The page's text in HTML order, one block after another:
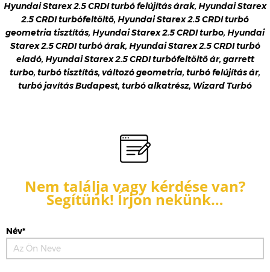
Hyundai Starex 2.5 CRDI turbó felújítás árak, Hyundai Starex
2.5 CRDI turbófeltöltő, Hyundai Starex 2.5 CRDI turbó
geometria tisztítás, Hyundai Starex 2.5 CRDI turbo, Hyundai
Starex 2.5 CRDI turbó árak, Hyundai Starex 2.5 CRDI turbó
eladó, Hyundai Starex 2.5 CRDI turbófeltöltő ár, garrett
turbo, turbó tisztítás, változó geometria, turbó felújítás ár,
turbó javítás Budapest, turbó alkatrész, Wizard Turbó
Nem találja vagy kérdése van?
Segítünk! Írjon nekünk…
Név*